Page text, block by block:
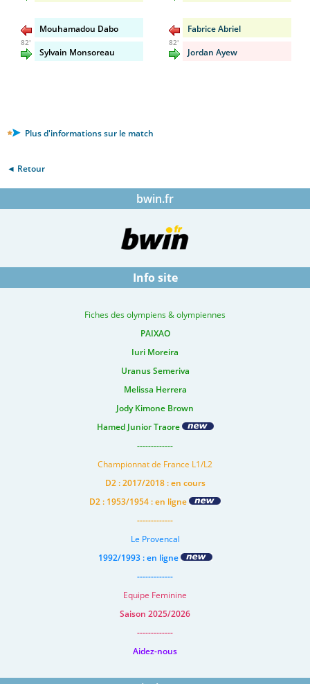
Mouhamadou Dabo
82'
Sylvain Monsoreau
Fabrice Abriel
82'
Jordan Ayew
Plus d'informations sur le match
◄ Retour
bwin.fr
Info site
Fiches des olympiens & olympiennes
PAIXAO
Iuri Moreira
Uranus Semeriva
Melissa Herrera
Jody Kimone Brown
Hamed Junior Traore
-------------
Championnat de France L1/L2
D2 : 2017/2018 : en cours
D2 : 1953/1954 : en ligne
-------------
Le Provencal
1992/1993 : en ligne
-------------
Equipe Feminine
Saison 2025/2026
-------------
Aidez-nous